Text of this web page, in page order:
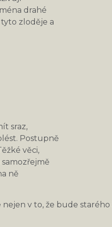
drahé
zloděje a
sraz,
Postupně
věci,
ně
v to, že bude starého